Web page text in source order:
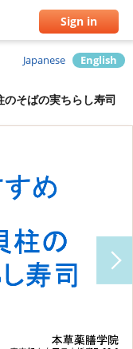
Sign in
Japanese English
そばの実ちらし寿司